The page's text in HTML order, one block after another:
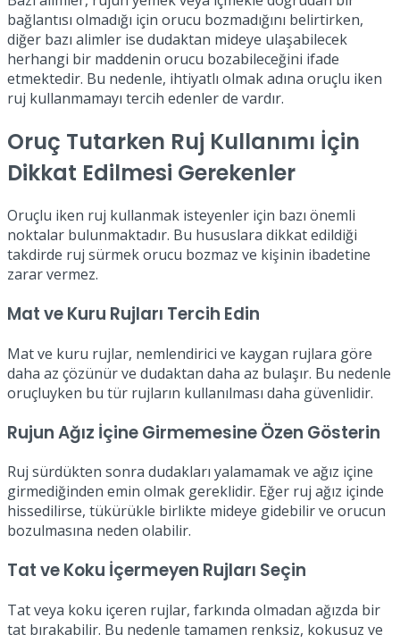
bağlantısı olmadığı için orucu bozmadığını belirtirken,
diğer bazı alimler ise dudaktan mideye ulaşabilecek
herhangi bir maddenin orucu bozabileceğini ifade
etmektedir. Bu nedenle, ihtiyatlı olmak adına oruçlu iken
ruj kullanmamayı tercih edenler de vardır.
Oruç Tutarken Ruj Kullanımı İçin
Dikkat Edilmesi Gerekenler
Oruçlu iken ruj kullanmak isteyenler için bazı önemli
noktalar bulunmaktadır. Bu hususlara dikkat edildiği
takdirde ruj sürmek orucu bozmaz ve kişinin ibadetine
zarar vermez.
Mat ve Kuru Rujları Tercih Edin
Mat ve kuru rujlar, nemlendirici ve kaygan rujlara göre
daha az çözünür ve dudaktan daha az bulaşır. Bu nedenle
oruçluyken bu tür rujların kullanılması daha güvenlidir.
Rujun Ağız İçine Girmemesine Özen Gösterin
Ruj sürdükten sonra dudakları yalamamak ve ağız içine
girmediğinden emin olmak gereklidir. Eğer ruj ağız içinde
hissedilirse, tükürükle birlikte mideye gidebilir ve orucun
bozulmasına neden olabilir.
Tat ve Koku İçermeyen Rujları Seçin
Tat veya koku içeren rujlar, farkında olmadan ağızda bir
tat bırakabilir. Bu nedenle tamamen renksiz, kokusuz ve